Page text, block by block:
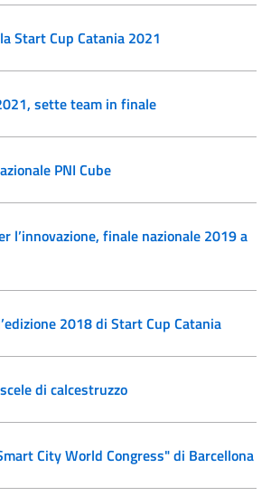
Start Cup Catania 2021
sette team in finale
PNI Cube
l’innovazione, finale nazionale 2019 a
2018 di Start Cup Catania
di calcestruzzo
City World Congress" di Barcellona